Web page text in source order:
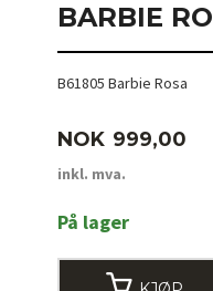
BARBIE
B61805 Barbie Rosa
Pris
NOK 999,00
inkl. mva.
På lager